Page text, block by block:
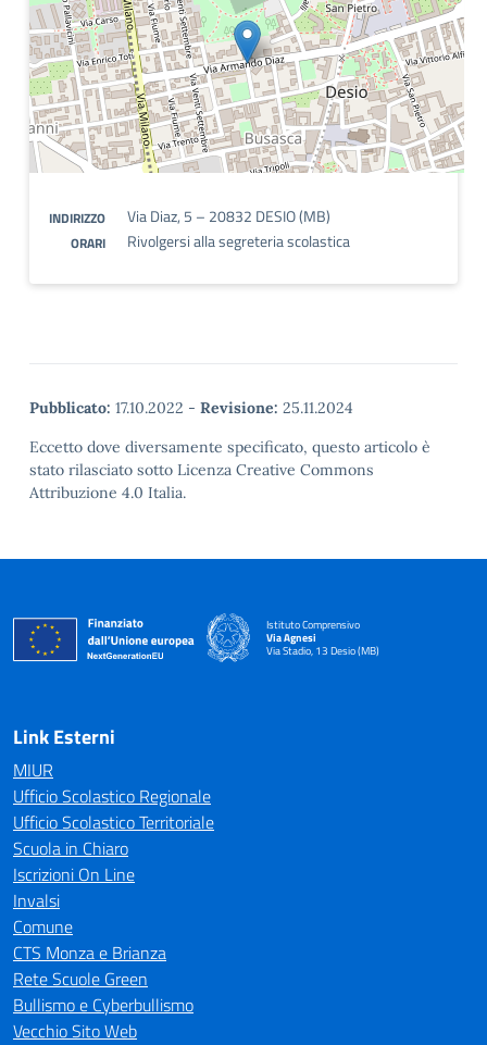
INDIRIZZO Via Diaz, 5 – 20832 DESIO (MB)
ORARI Rivolgersi alla segreteria scolastica
Pubblicato: 17.10.2022 - Revisione: 25.11.2024
Eccetto dove diversamente specificato, questo articolo è
stato rilasciato sotto Licenza Creative Commons
Attribuzione 4.0 Italia.
Istituto Comprensivo
Via Agnesi
Via Stadio, 13 Desio (MB)
— Visita la pagina iniziale della scuola
Link Esterni
MIUR
Ufficio Scolastico Regionale
Ufficio Scolastico Territoriale
Scuola in Chiaro
Iscrizioni On Line
Invalsi
Comune
CTS Monza e Brianza
Rete Scuole Green
Bullismo e Cyberbullismo
Vecchio Sito Web